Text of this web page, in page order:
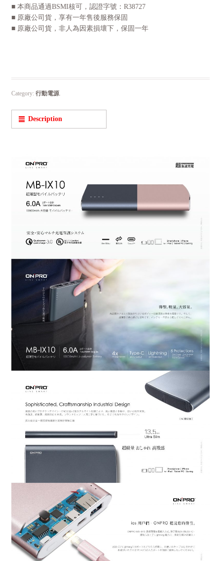
■ 本商品通過BSMI核可，認證字號：R38727
■ 原廠公司貨，享有一年售後服務保固
■ 原廠公司貨，非人為因素損壞下，保固一年
Category: 行動電源.
Description